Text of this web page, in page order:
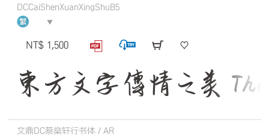
DCCaiShenXuanXingShuB5
▼
NT$ 1,500
東方文字傳情之美
文鼎DC蔡燊轩行书体 / AR